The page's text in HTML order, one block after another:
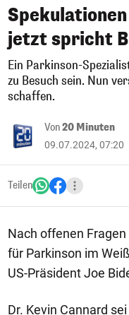
jetzt spricht
Ein Parkinson-
zu Besuch sein. Nun
schaffen.
Von20 Minuten
09.07.2024, 07:20
Teilen
Nach offenen
für Parkinson im
US-Präsident Joe
Dr. Kevin Cannard